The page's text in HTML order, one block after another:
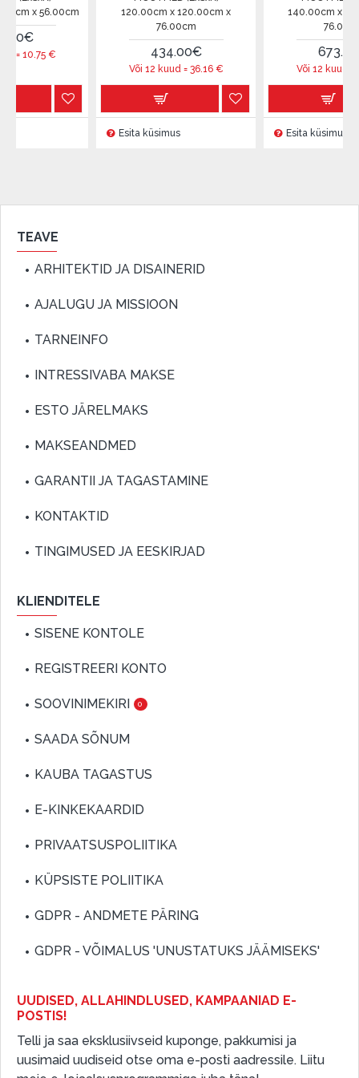
56.00cm
€
120.00cm x 120.00cm x
76.00cm
434.00€
Või 12 kuud =36.16€
Esita küsimus
140.00cm x 140.00cm
76.00cm
673.99€
Või 12 kuud =56.16
Esita küsimus
TEAVE
ARHITEKTID JA DISAINERID
AJALUGU JA MISSIOON
TARNEINFO
INTRESSIVABA MAKSE
ESTO JÄRELMAKS
MAKSEANDMED
GARANTII JA TAGASTAMINE
KONTAKTID
TINGIMUSED JA EESKIRJAD
KLIENDITELE
SISENE KONTOLE
REGISTREERI KONTO
SOOVINIMEKIRI 0
SAADA SÕNUM
KAUBA TAGASTUS
E-KINKEKAARDID
PRIVAATSUSPOLIITIKA
KÜPSISTE POLIITIKA
GDPR - ANDMETE PÄRING
GDPR - VÕIMALUS 'UNUSTATUKS JÄÄMISEKS'
UUDISED, ALLAHINDLUSED, KAMPAANIAD E-
POSTIS!
Telli ja saa eksklusiivseid kuponge, pakkumisi ja
uusimaid uudiseid otse oma e-posti aadressile. Liitu